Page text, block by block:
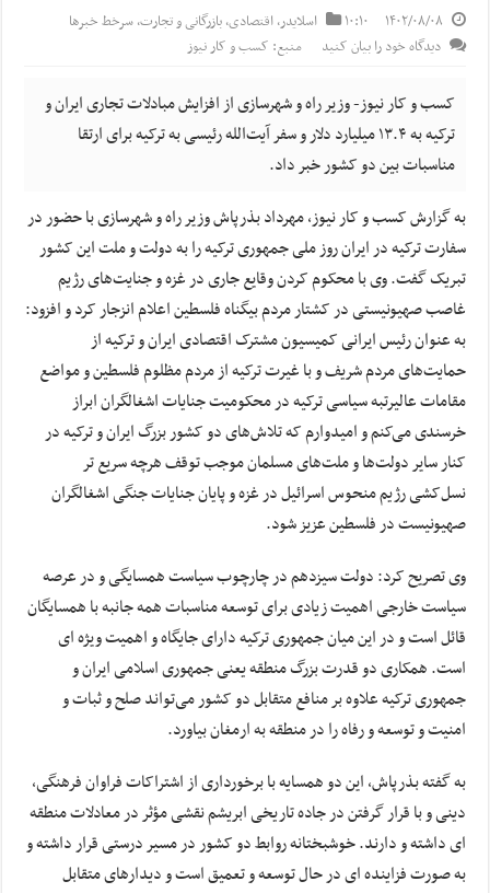
۱۴۰۲/۰۸/۰۸ ۱۰:۱۰ اسلایدر,اقتصادی,بازرگانی و تجارت,سرخط خبرها
دیدگاه خود را بیان کنید
منبع: کسب و کار نیوز
کسب و کار نیوز- وزیر راه و شهرسازی از افزایش مبادلات تجاری ایران و
ترکیه به ۱۳.۴ میلیارد دلار و سفر آیت‌الله رئیسی به ترکیه برای ارتقا
مناسبات بین دو کشور خبر داد.
به گزارش کسب و کار نیوز، مهرداد بذرپاش وزیر راه و شهرسازی با حضور در
سفارت ترکیه در ایران روز ملی جمهوری ترکیه را به دولت و ملت این کشور
تبریک گفت. وی با محکوم کردن وقایع جاری در غزه و جنایت‌های رژیم
غاصب صهیونیستی در کشتار مردم بیگناه فلسطین اعلام انزجار کرد و افزود:
به عنوان رئیس ایرانی کمیسیون مشترک اقتصادی ایران و ترکیه از
حمایت‌های مردم شریف و با غیرت ترکیه از مردم مظلوم فلسطین و مواضع
مقامات عالیرتبه سیاسی ترکیه در محکومیت جنایات اشغالگران ابراز
خرسندی می‌کنم و امیدوارم که تلاش‌های دو کشور بزرگ ایران و ترکیه در
کنار سایر دولت‌ها و ملت‌های مسلمان موجب توقف هرچه سریع تر
نسل‌کشی رژیم منحوس اسرائیل در غزه و پایان جنایات جنگی اشغالگران
صهیونیست در فلسطین عزیز شود.
وی تصریح کرد: دولت سیزدهم در چارچوب سیاست همسایگی و در عرصه
سیاست خارجی اهمیت زیادی برای توسعه مناسبات همه جانبه با همسایگان
قائل است و در این میان جمهوری ترکیه دارای جایگاه و اهمیت ویژه ای
است‌. همکاری دو قدرت بزرگ منطقه یعنی جمهوری اسلامی ایران و
جمهوری ترکیه علاوه بر منافع متقابل دو کشور می‌تواند صلح و ثبات و
امنیت و توسعه و رفاه را در منطقه به ارمغان بیاورد.
به گفته بذرپاش، این دو همسایه با برخورداری از اشتراکات فراوان فرهنگی،
دینی و با قرار گرفتن در جاده تاریخی ابریشم نقشی مؤثر در معادلات منطقه
ای داشته و دارند. خوشبختانه روابط دو کشور در مسیر درستی قرار داشته و
به صورت فزاینده ای در حال توسعه و تعمیق است و دیدارهای متقابل